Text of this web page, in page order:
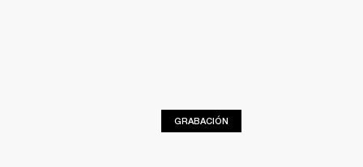
GRABACIÓN